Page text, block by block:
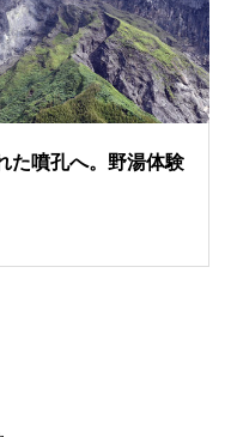
た噴孔へ。野湯体験